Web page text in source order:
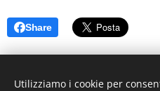
Share
Utilizziamo i cookie per